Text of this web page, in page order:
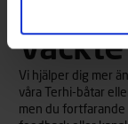
Vi hjälper dig mer
våra Terhi-båtar
men du fortfarande